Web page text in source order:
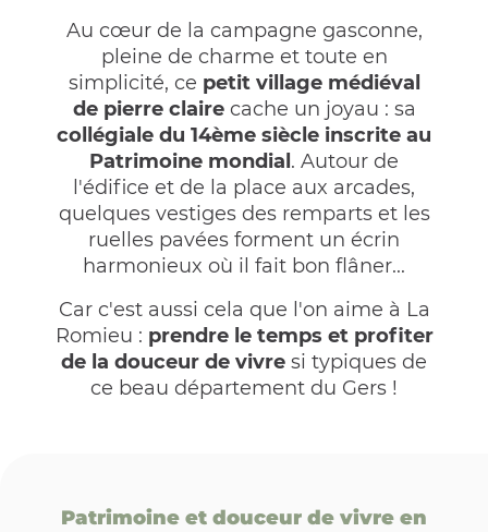
Au cœur de la campagne gasconne,
pleine de charme et toute en
simplicité, ce petit village médiéval
de pierre clairecache un joyau : sa
collégiale du 14ème siècle inscrite au
Patrimoine mondial. Autour de
l'édifice et de la place aux arcades,
quelques vestiges des remparts et les
ruelles pavées forment un écrin
harmonieux où il fait bon flâner...
Car c'est aussi cela que l'on aime à La
Romieu : prendre le temps et profiter
de la douceur de vivre si typiques de
ce beau département du Gers !
Patrimoine et douceur de vivre en